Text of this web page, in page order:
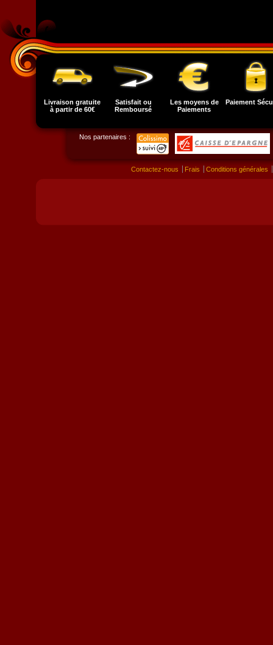
Livraison gratuite
à partir de 60€
Satisfait ou
Remboursé
Les moyens de
Paiements
Paiement
Nos partenaires :
Contactez-nous Frais Conditions générales